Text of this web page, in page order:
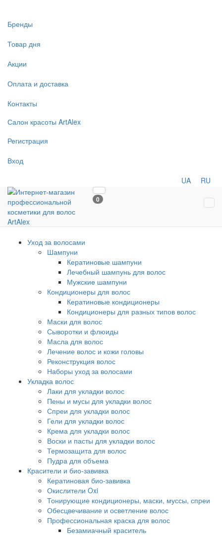
Бренды
Товар дня
Акции
Оплата и доставка
Контакты
Салон красоты ArtAlex
Регистрация
Вход
UA RU
0
Уход за волосами
Шампуни
Кератиновые шампуни
Лечебный шампунь для волос
Мужские шампуни
Кондиционеры для волос
Кератиновые кондиционеры
Кондиционеры для разных типов волос
Маски для волос
Сыворотки и флюиды
Масла для волос
Лечение волос и кожи головы
Реконструкция волос
Наборы уход за волосами
Укладка волос
Лаки для укладки волос
Пены и мусы для укладки волос
Спреи для укладки волос
Гели для укладки волос
Крема для укладки волос
Воски и пасты для укладки волос
Термозащита для волос
Пудра для объема
Красители и био-завивка
Кератиновая био-завивка
Окислители Oxi
Тонирующие кондиционеры, маски, муссы, спреи
Обесцвечивание и осветление волос
Профессиональная краска для волос
Безамиачный краситель